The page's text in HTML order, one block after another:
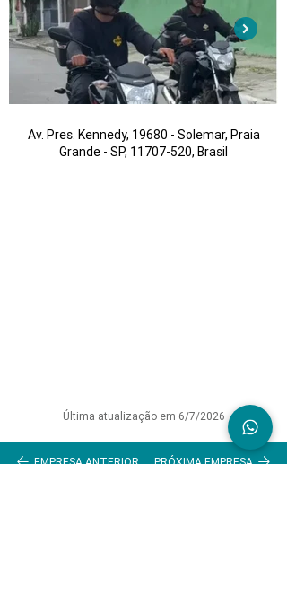
Av. Pres. Kennedy, 19680 - Solemar, Praia
Grande - SP, 11707-520, Brasil
Última atualização em 6/7/2026
EMPRESA ANTERIOR PRÓXIMA EMPRESA